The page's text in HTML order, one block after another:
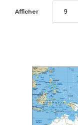
Afficher